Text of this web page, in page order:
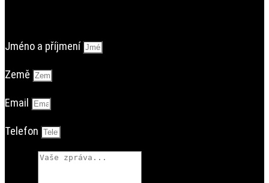
Jméno a příjmení
Země
Email
Telefon